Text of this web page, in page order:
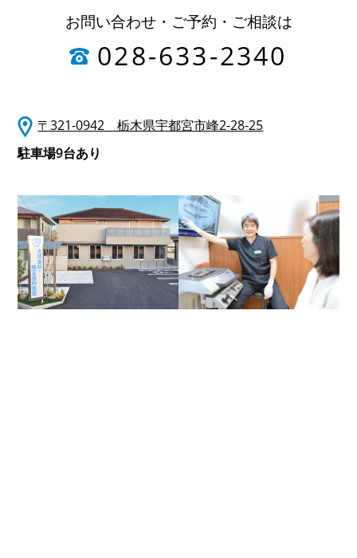
お問い合わせ・ご予約・ご相談は
028-633-2340
〒321-0942 栃木県宇都宮市峰2-28-25
駐車場9台あり